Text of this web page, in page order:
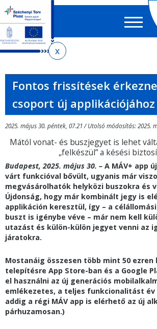
almenühöz
tartalomra
oldaltérképre
Fontos frissítések
csoport új applikációjához
2025. május 30. péntek, 07.21 / Utolsó módosítás: 2025.
Mától vonat- és buszjegyet is lehet
„felkészül” a késési
Budapest, 2025. május 30. – A MÁV+ app
várt funkcióval bővült, ugyanis már
megvásárolhatók helyközi buszokra és
Újdonság, hogy már kombinált jegy is
applikáción keresztül, így – a
buszt is igénybe véve – már nem kell
utazást és külön-külön jegyet venni az
járatokra.
Mostanáig összesen több mint 50
telepítésre App Store-ban és a Google
el használni az új generációs
emlékezetes, a teljes funkcionalitást év
addig a régi MÁV app is elérhető az új
párhuzamosan.)